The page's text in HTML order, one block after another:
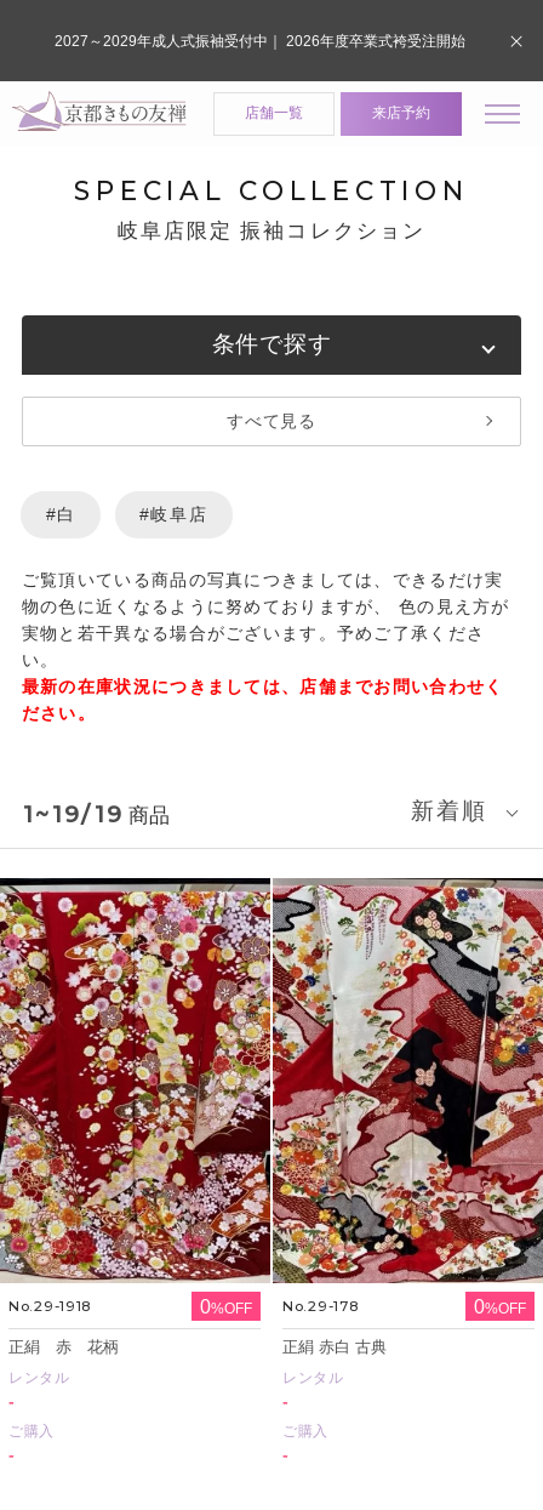
店舗一覧 来店予約
SPECIAL COLLECTION
岐阜店限定 振袖コレクション
条件で探す
すべて見る
#白 #岐阜店
ご覧頂いている商品の写真につきましては、できるだけ実
物の色に近くなるように努めておりますが、
色の見え方が
実物と若干異なる場合がございます。予めご了承くださ
い。
最新の在庫状況につきましては、店舗までお問い合わせく
ださい。
1~19/19 商品 新着順
No.29-1918 0%OFF
正絹 赤 花柄
レンタル
-
ご購入
-
No.29-178 0%OFF
正絹 赤白 古典
レンタル
-
ご購入
-
2027～2029年成人式振袖受付中｜ 2026年度卒業式袴受注開始